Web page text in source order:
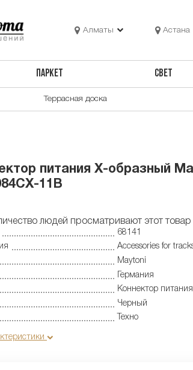
Алматы Астана
ПАРКЕТ СВЕТ
Террасная доска
питания X-образный
11B
людей просматривают этот товар
68141
Accessories for
Maytoni
Германия
Коннектор
Черный
Техно